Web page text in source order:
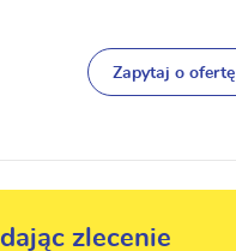
Zapytaj o ofertę
zlecenie